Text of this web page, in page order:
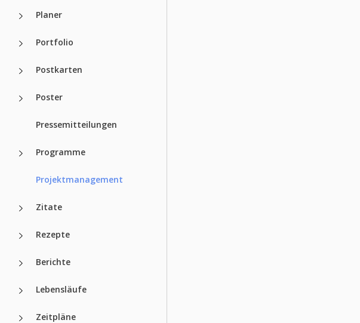
Planer
Portfolio
Postkarten
Poster
Pressemitteilungen
Programme
Projektmanagement
Zitate
Rezepte
Berichte
Lebensläufe
Zeitpläne